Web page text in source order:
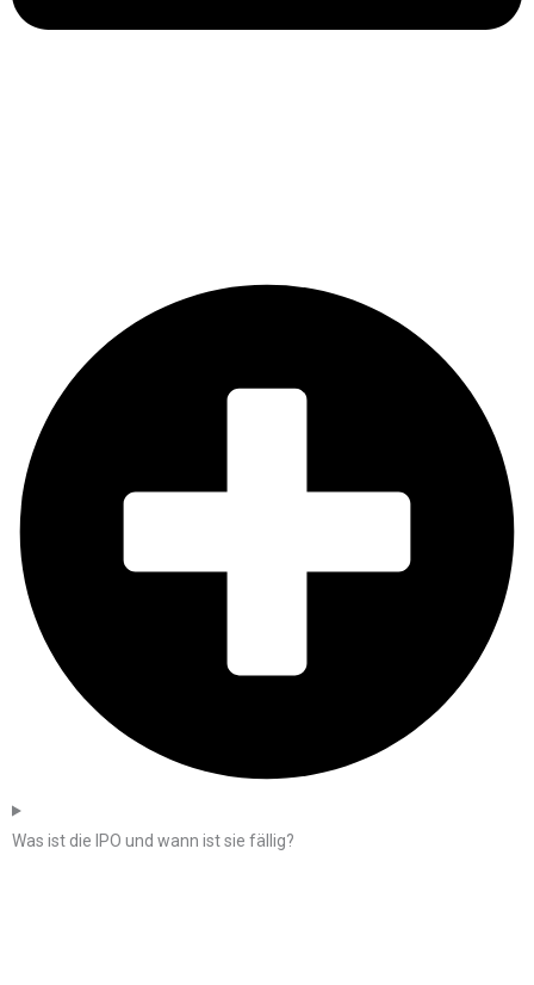
Was ist die IPO und wann ist sie fällig?